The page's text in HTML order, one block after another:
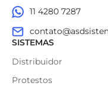
11 4280 7287
SISTEMAS
Distribuidor
Protestos